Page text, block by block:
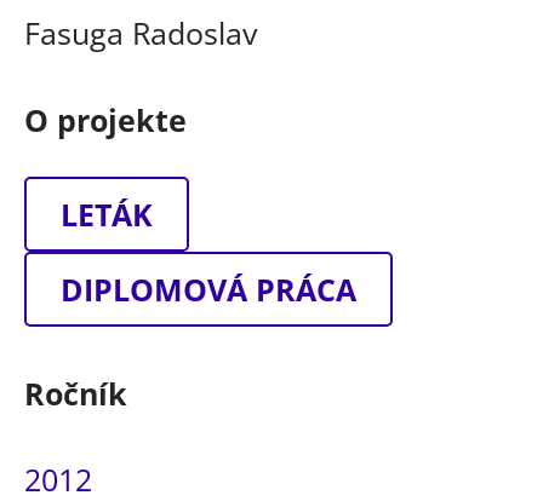
Fasuga Radoslav
O projekte
LETÁK
DIPLOMOVÁ PRÁCA
Ročník
2012